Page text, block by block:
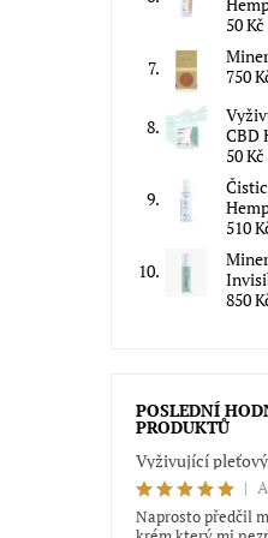
50 Kč
750
CBD
50 Kč
510
850
POSLEDNÍ
PRODUKTŮ
|
Naprosto předčil